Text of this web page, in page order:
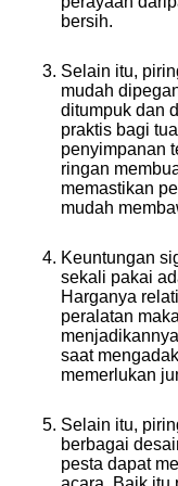
bersih.
Selain itu,
mudah
ditumpuk dan
praktis bagi
penyimpanan
ringan
memastikan
mudah
Keuntungan
sekali pakai
Harganya
peralatan
saat
memerlukan
Selain itu,
berbagai
pesta dapat